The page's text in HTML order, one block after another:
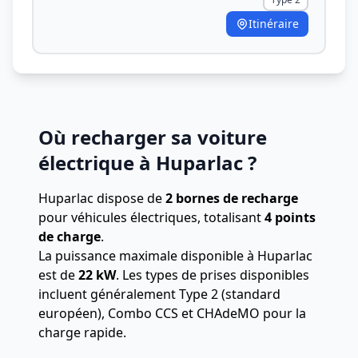
Itinéraire
Où recharger sa voiture
électrique à Huparlac ?
Huparlac dispose de2 bornes de recharge
pour véhicules électriques, totalisant4 points
de charge.
La puissance maximale disponible à Huparlac
est de22 kW. Les types de prises disponibles
incluent généralement Type 2 (standard
européen), Combo CCS et CHAdeMO pour la
charge rapide.